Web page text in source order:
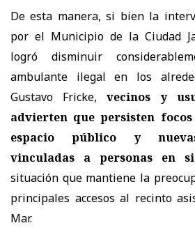
De esta manera, si bien la
por el Municipio de la Ciudad
logró disminuir
ambulante ilegal en los
Gustavo Fricke,vecinos y
advierten que persisten
espacio público y
vinculadas a personas en
situación que mantiene la
principales accesos al recinto
Mar.